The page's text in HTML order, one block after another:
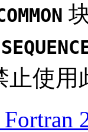
止使用
Fortran